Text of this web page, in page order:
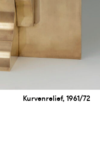
Kurvenrelief, 1961/72